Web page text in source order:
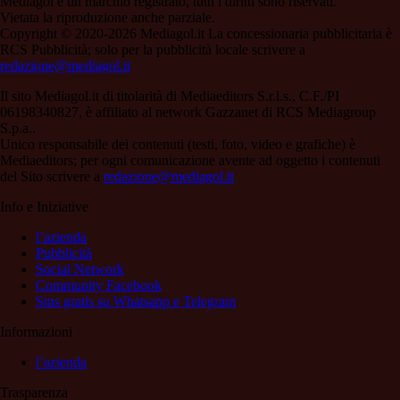
Vietata la riproduzione anche parziale.
Copyright © 2020-2026 Mediagol.it La concessionaria pubblicitaria è
RCS Pubblicità; solo per la pubblicità locale scrivere a
redazione@mediagol.it
Il sito Mediagol.it di titolarità di Mediaeditors S.r.l.s., C.F./PI
06198340827, è affiliato al network Gazzanet di RCS Mediagroup
S.p.a..
Unico responsabile dei contenuti (testi, foto, video e grafiche) è
Mediaeditors; per ogni comunicazione avente ad oggetto i contenuti
del Sito scrivere a redazione@mediagol.it
Info e Iniziative
l’azienda
Pubblicità
Social Network
Community Facebook
Sms gratis su Whatsapp e Telegram
Informazioni
l’azienda
Trasparenza